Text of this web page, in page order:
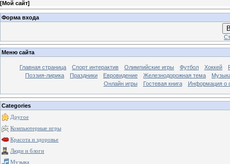
[Мой сайт]
Форма входа
Меню сайта
Главная страница Спорт интерактив Олимпийские игры Футбол Хоккей
Поэзия-лирика
Праздники Евровидение Железнодорожная тема
Онлайн игры
Гостевая книга Информация о
Categories
Другое
Компьютерные игры
Красота и здоровье
Люди и блоги
Музыка